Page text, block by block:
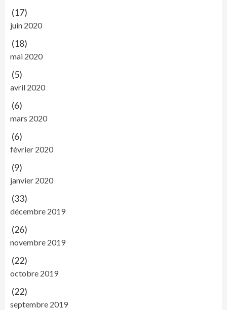
(17)
juin 2020
(18)
mai 2020
(5)
avril 2020
(6)
mars 2020
(6)
février 2020
(9)
janvier 2020
(33)
décembre 2019
(26)
novembre 2019
(22)
octobre 2019
(22)
septembre 2019